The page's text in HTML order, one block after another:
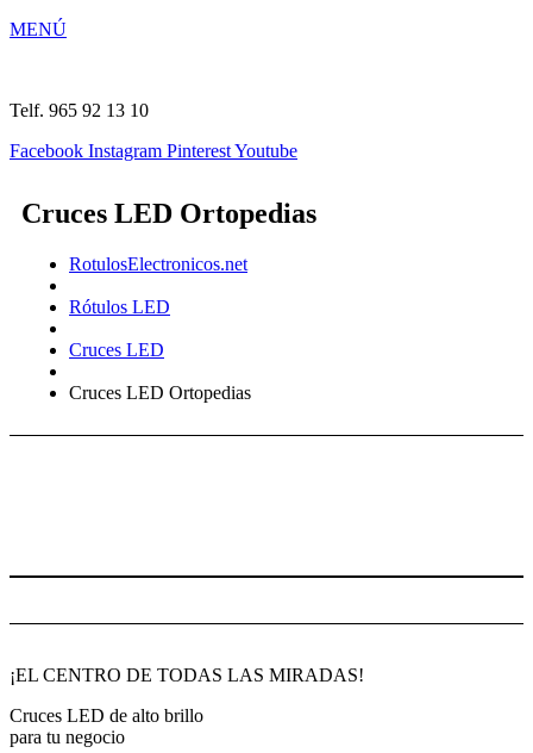
MENÚ
Telf. 965 92 13 10
Facebook Instagram PinterestYoutube
Cruces LED Ortopedias
RotulosElectronicos.net
Rótulos LED
Cruces LED
Cruces LED Ortopedias
¡EL CENTRO DE TODAS LAS MIRADAS!
Cruces LED de alto brillo
para tu negocio